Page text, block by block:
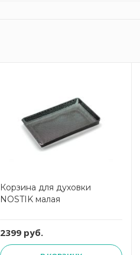
Корзина для духовки
NOSTIK малая
2399 руб.